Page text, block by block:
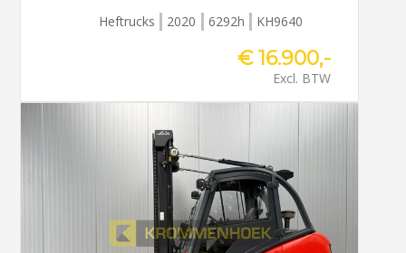
Heftrucks 2020 6292h KH9640
€ 16.900,-
Excl. BTW